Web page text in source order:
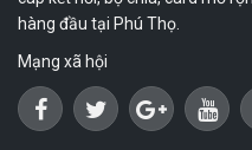
hàng đầu tại Phú Thọ.
Mạng xã hội